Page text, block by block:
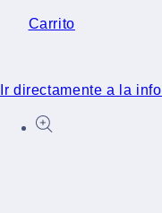
Carrito
Ir directamente a la